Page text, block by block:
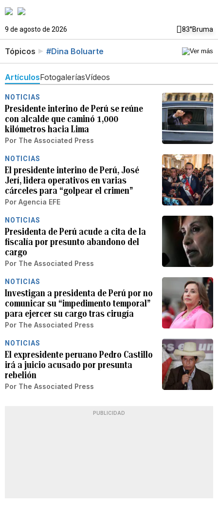
9 de agosto de 2026 83°Bruma
Tópicos #Dina Boluarte
ArtículosFotogaleríasVídeos
NOTICIAS
Presidente interino de Perú se reúne
con alcalde que caminó 1,000
kilómetros hacia Lima
Por The Associated Press
NOTICIAS
El presidente interino de Perú, José
Jerí, lidera operativos en varias
cárceles para “golpear el crimen”
Por Agencia EFE
NOTICIAS
Presidenta de Perú acude a cita de la
fiscalía por presunto abandono del
cargo
Por The Associated Press
NOTICIAS
Investigan a presidenta de Perú por no
comunicar su “impedimento temporal”
para ejercer su cargo tras cirugía
Por The Associated Press
NOTICIAS
El expresidente peruano Pedro Castillo
irá a juicio acusado por presunta
rebelión
Por The Associated Press
PUBLICIDAD